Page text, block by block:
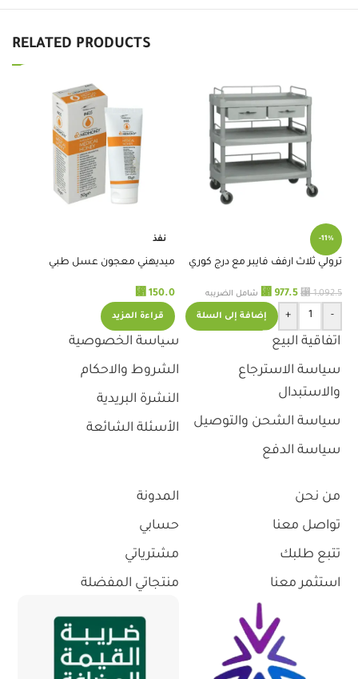
RELATED PRODUCTS
-11%
ترولي ثلاث ارفف فايبر مع درج كوري
⃁1,092.5
⃁ 977.5 شامل الضريبه
-
+ إضافة إلى السلة
نفذ
ميديهني معجون عسل طبي
⃁ 150.0
قراءة المزيد
اتفاقية البيع
سياسة الاسترجاع
والاستبدال
سياسة الشحن والتوصيل
سياسة الدفع
سياسة الخصوصية
الشروط والاحكام
النشرة البريدية
الأسئلة الشائعة
من نحن
تواصل معنا
تتبع طلبك
استثمر معنا
المدونة
حسابي
مشترياتي
منتجاتي المفضلة